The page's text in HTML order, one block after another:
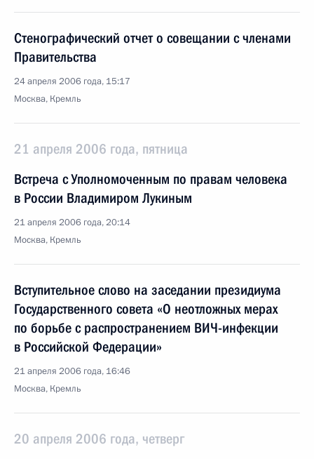
Стенографический отчет о совещании с членами
Правительства
24 апреля 2006 года, 15:17
Москва, Кремль
21 апреля 2006 года, пятница
Встреча с Уполномоченным по правам человека
в России Владимиром Лукиным
21 апреля 2006 года, 20:14
Москва, Кремль
Вступительное слово на заседании президиума
Государственного совета «О неотложных мерах
по борьбе с распространением ВИЧ-инфекции
в Российской Федерации»
21 апреля 2006 года, 16:46
Москва, Кремль
20 апреля 2006 года, четверг